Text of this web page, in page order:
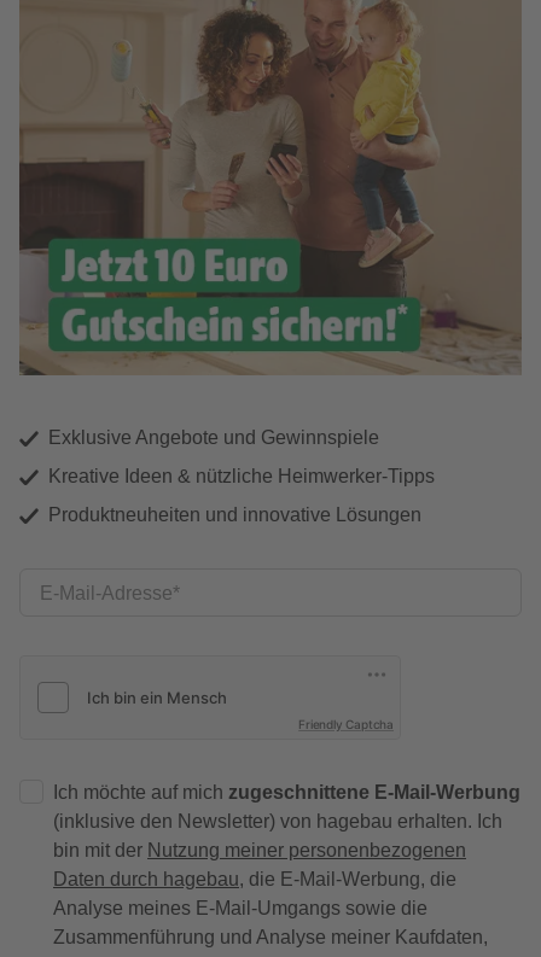
Exklusive Angebote und Gewinnspiele
Kreative Ideen & nützliche Heimwerker-Tipps
Produktneuheiten und innovative Lösungen
E-Mail-Adresse
Friendly Captcha
Ich möchte auf mich zugeschnittene E-Mail-Werbung
(inklusive den Newsletter) von hagebau erhalten. Ich
bin mit der Nutzung meiner personenbezogenen
Daten durch hagebau, die E-Mail-Werbung, die
Analyse meines E-Mail-Umgangs sowie die
Zusammenführung und Analyse meiner Kaufdaten,